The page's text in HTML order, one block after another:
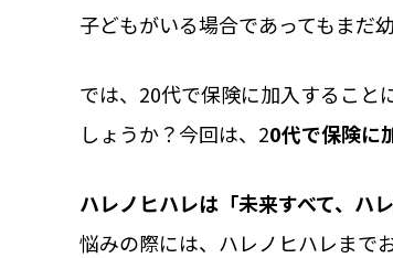
子どもがいる場合であってもまだ
では、20代で保険に加入すること
しょうか？今回は、20代で保険に
ハレノヒハレは「未来すべて、ハ
悩みの際には、ハレノヒハレまで